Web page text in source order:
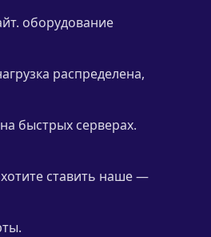
оборудование
распределена,
быстрых серверах.
ставить наше —